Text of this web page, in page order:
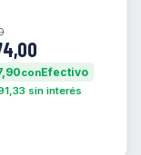
con
sin interés